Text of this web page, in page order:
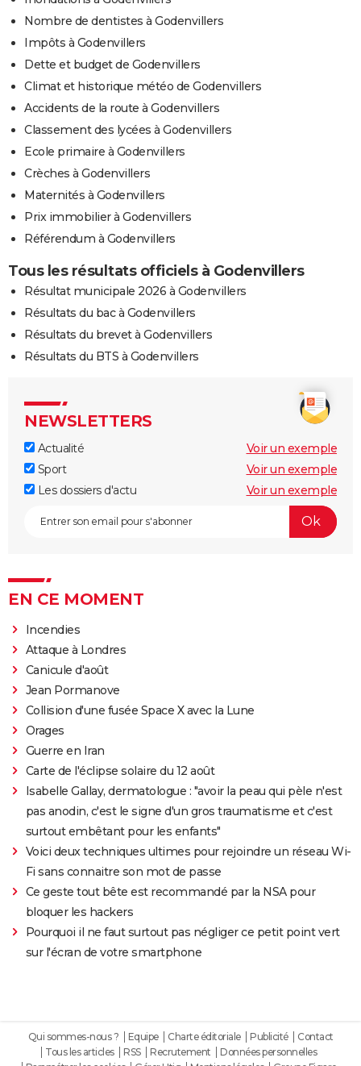
Nombre de dentistes à Godenvillers
Impôts à Godenvillers
Dette et budget de Godenvillers
Climat et historique météo de Godenvillers
Accidents de la route à Godenvillers
Classement des lycées à Godenvillers
Ecole primaire à Godenvillers
Crèches à Godenvillers
Maternités à Godenvillers
Prix immobilier à Godenvillers
Référendum à Godenvillers
Tous les résultats officiels à Godenvillers
Résultat municipale 2026 à Godenvillers
Résultats du bac à Godenvillers
Résultats du brevet à Godenvillers
Résultats du BTS à Godenvillers
NEWSLETTERS
Actualité
Voir un exemple
Sport
Voir un exemple
Les dossiers d'actu
Voir un exemple
EN CE MOMENT
Incendies
Attaque à Londres
Canicule d'août
Jean Pormanove
Collision d'une fusée Space X avec la Lune
Orages
Guerre en Iran
Carte de l'éclipse solaire du 12 août
Isabelle Gallay, dermatologue : "avoir la peau qui pèle n'est
pas anodin, c'est le signe d'un gros traumatisme et c'est
surtout embêtant pour les enfants"
Voici deux techniques ultimes pour rejoindre un réseau Wi-
Fi sans connaitre son mot de passe
Ce geste tout bête est recommandé par la NSA pour
bloquer les hackers
Pourquoi il ne faut surtout pas négliger ce petit point vert
sur l'écran de votre smartphone
Qui sommes-nous ? Equipe Charte éditoriale Publicité
Contact
Tous les articles
RSS Recrutement
Données personnelles